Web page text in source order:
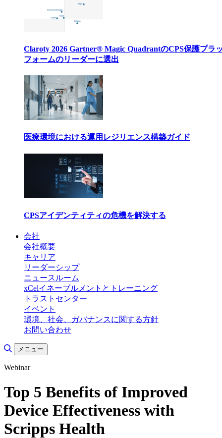
Claroty 2026 Gartner® Magic QuadrantのCPS保護プラ
フォームのリーダーに選出
医療環境における運用レジリエンス構築ガイド
CPSアイデンティティの危機を解決する
会社
会社概要
キャリア
リーダーシップ
ニュースルーム
xCelイネーブルメントとトレーニング
トラストセンター
イベント
環境、社会、ガバナンスに関する方針
お問い合わせ
検索の切り替え
メニュー
Webinar
Top 5 Benefits of Improved
Device Effectiveness with
Scripps Health